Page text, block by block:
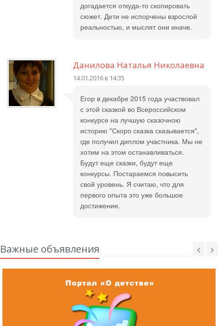
догадается откуда-то скопировать
сюжет. Дети не испорчены взрослой
реальностью, и мыслят они иначе.
Данилова Наталья Николаевна
14.01.2016 в 14:35
Егор в декабре 2015 года участвовал
с этой сказкой во Всероссийском
конкурсе на лучшую сказочною
историю "Скоро сказка сказывается",
где получил диплом участника. Мы не
хотим на этом останавливаться.
Будут еще сказки, будут еще
конкурсы. Постараемся повысить
свой уровень. Я считаю, что для
первого опыта это уже большое
достижение.
Важные объявления